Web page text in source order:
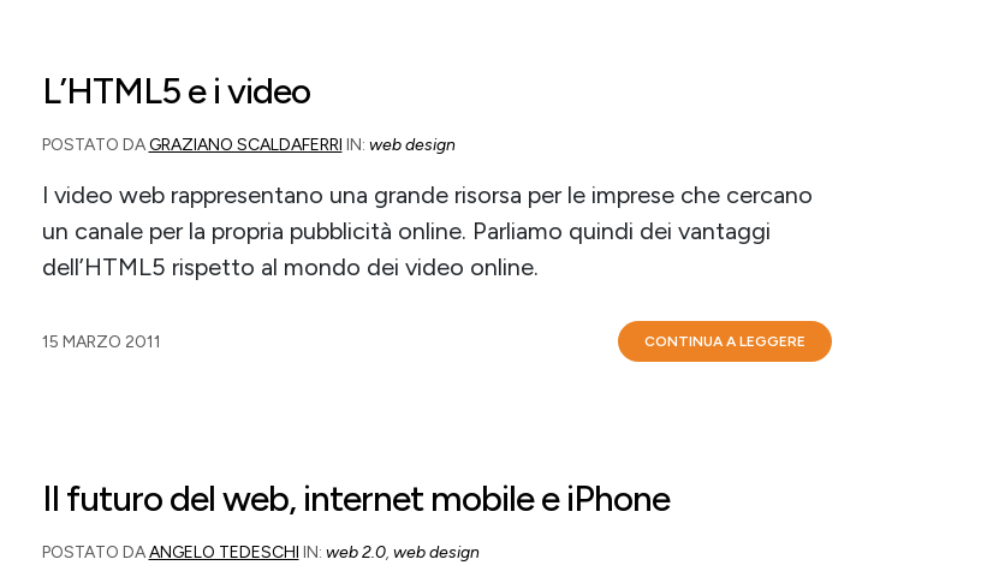
L’HTML5 e i video
POSTATO DAGRAZIANO SCALDAFERRI IN: web design
I video web rappresentano una grande risorsa per le imprese che cercano
un canale per la propria pubblicità online. Parliamo quindi dei vantaggi
dell’HTML5 rispetto al mondo dei video online.
15 MARZO 2011 CONTINUA A LEGGERE
Il futuro del web, internet mobile e iPhone
POSTATO DAANGELO TEDESCHI IN: web 2.0, web design